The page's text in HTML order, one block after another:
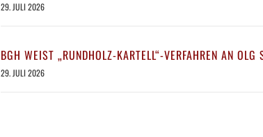
29. JULI 2026
BGH WEIST „RUNDHOLZ-KARTELL“-VERFAHREN AN OLG
29. JULI 2026